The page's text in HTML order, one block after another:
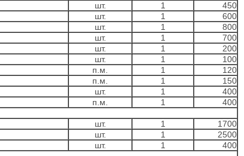
шт. 1
450
шт. 1
600
шт. 1
800
шт. 1
700
шт. 1
200
шт. 1
100
п.м. 1
120
п.м. 1
150
шт. 1
400
п.м. 1
400
шт. 1
1700
шт. 1
2500
шт. 1
400